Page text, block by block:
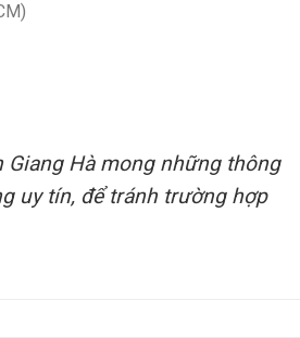
Giang Hà mong những thông
uy tín, để tránh trường hợp